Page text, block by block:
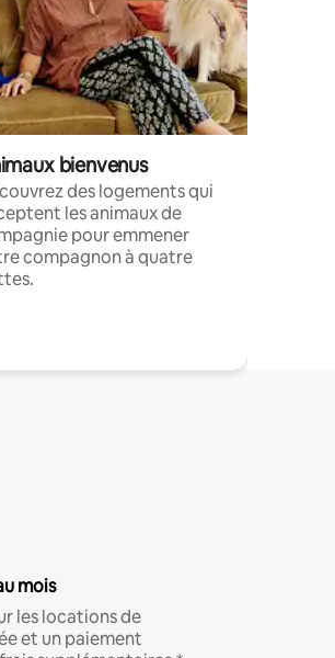
bienvenus
des logements qui
les animaux de
pour emmener
compagnon à quatre
mois
les locations de
et un paiement